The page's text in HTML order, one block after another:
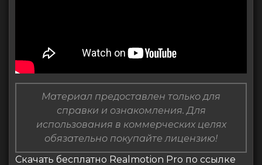
Материал предоставлен только для
справки и ознакомления. Для
использования в коммерческих целях
обязательно покупайте лицензию!
Скачать бесплатно Realmotion Pro по ссылке